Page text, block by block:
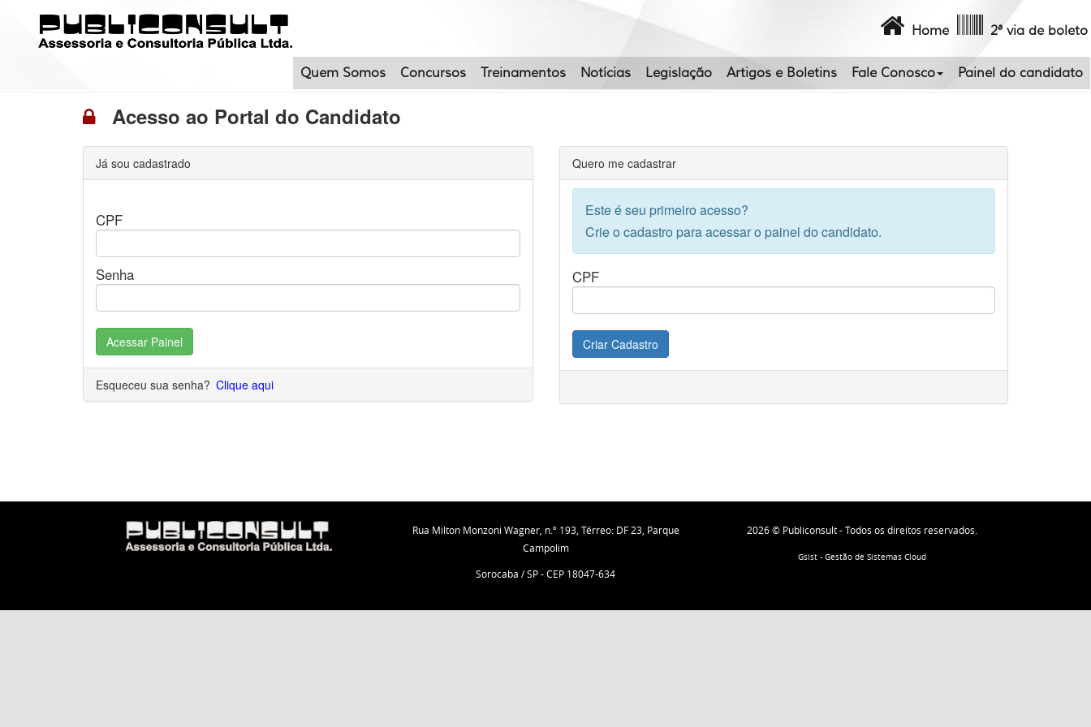
2ª via de boleto
Home
Quem Somos Concursos Treinamentos Notícias Legislação Artigos e Boletins Fale Conosco Painel do candidato
Acesso ao Portal do Candidato
Já sou cadastrado
CPF
Senha
Acessar Painel
Esqueceu sua senha? Clique aqui
Quero me cadastrar
Este é seu primeiro acesso?
Crie o cadastro para acessar o painel do candidato.
CPF
Criar Cadastro
Rua Milton Monzoni Wagner, n.º 193, Térreo: DF 23, Parque
Campolim
Sorocaba / SP - CEP 18047-634
2026 © Publiconsult - Todos os direitos reservados.
Gsist - Gestão de Sistemas Cloud